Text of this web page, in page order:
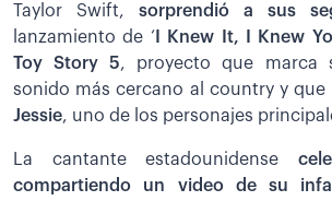
Taylor Swift, sorprendió a sus
lanzamiento de ‘I Knew It, I Knew
Toy Story 5, proyecto que marca
sonido más cercano al country y que
Jessie, uno de los personajes
La cantante estadounidense
compartiendo un video de su